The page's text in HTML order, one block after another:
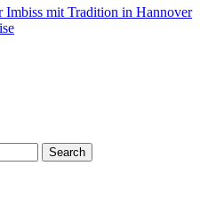
Imbiss mit Tradition in Hannover
Search